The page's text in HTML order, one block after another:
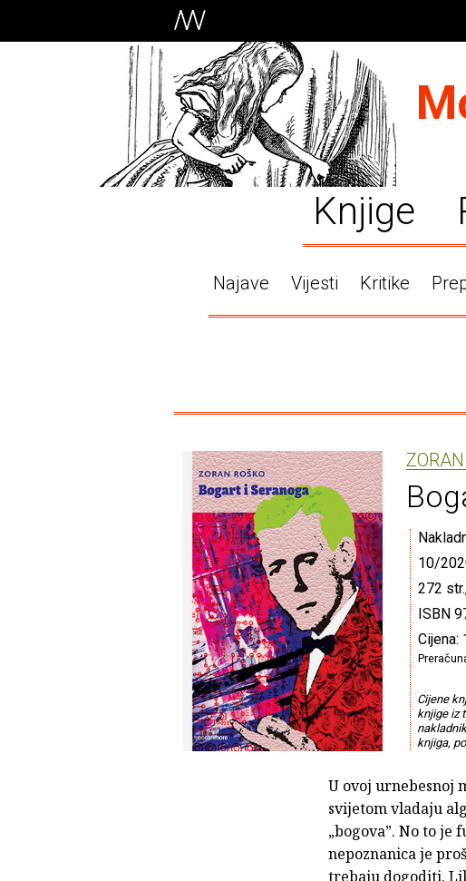
Knjige
Najave Vijesti Kritike
10/
272
ISBN
Cijena:
Cijene
knjige iz
knjiga,
U ovoj urnebesnoj
svijetom vladaju
„bogova”. No to je
nepoznanica je
trebaju dogoditi.